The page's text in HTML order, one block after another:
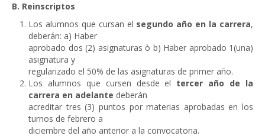
B. Reinscriptos
Los alumnos que cursan el segundo año en la carrera,
deberán: a) Haber
aprobado dos (2) asignaturas ò b) Haber aprobado 1(una)
asignatura y
regularizado el 50% de las asignaturas de primer año.
Los alumnos que cursen desde el tercer año de la
carrera en adelante deberán
acreditar tres (3) puntos por materias aprobadas en los
turnos de febrero a
diciembre del año anterior a la convocatoria.